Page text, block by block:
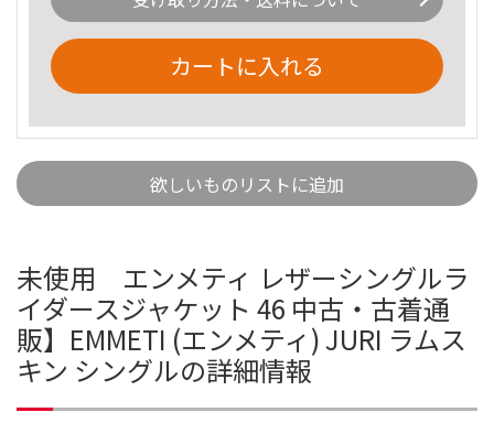
カートに入れる
欲しいものリストに追加
未使用 エンメティ レザーシングルラ
イダースジャケット 46 中古・古着通
販】EMMETI (エンメティ) JURI ラムス
キン シングルの詳細情報